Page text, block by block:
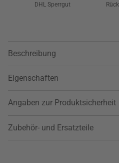
DHL Sperrgut
Beschreibung
Eigenschaften
Angaben zur Produktsicherheit
Zubehör- und Ersatzteile